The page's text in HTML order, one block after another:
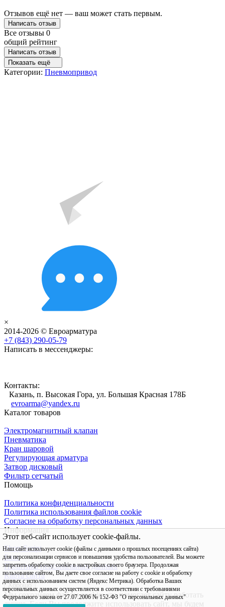
Отзывов ещё нет — ваш может стать первым.
Написать отзыв
Все отзывы 0
общий рейтинг
Написать отзыв
Показать ещё
Категории: Пневмопривод
×
Этот веб-сайт использует cookie-файлы.
Наш сайт использует cookie (файлы с данными о прошлых посещениях сайта)
для персонализации сервисов и повышения удобства пользователей. Вы можете
запретить обработку cookie в настройках своего браузера. Продолжая
пользование сайтом, Вы даете свое согласие на работу с cookie и обработку
данных с использованием систем (Яндекс Метрика). Обработка Ваших
персональных данных осуществляется в соответствии с требованиями
Федерального закона от 27.07.2006 № 152-Ф3 "О персональных данных"
2014-2026 © Евроарматура
+7 (843) 290-05-79
Написать в мессенджеры:
Контакты:
Казань, п. Высокая Гора, ул. Большая Красная 178Б
evroarma@yandex.ru
Каталог товаров
Электромагнитный клапан
Пневматика
Кран шаровой
Регулирующая арматура
Затвор дисковый
Фильтр сетчатый
Помощь
Политика конфиденциальности
Политика использования файлов cookie
Согласие на обработку персональных данных
Информация
Shop-Script
Блог
Политика персональных данных
Карта сайта
Хорошо
Мы сохраняем файлы cookie: это помогает сайту работать
лучше. Если Вы продолжите использовать сайт, мы будем